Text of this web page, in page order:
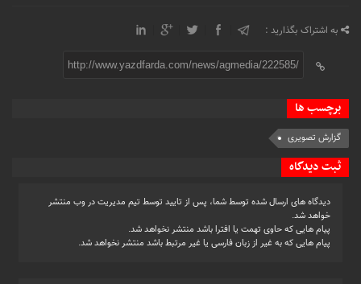
به اشتراک بگذارید :
http://www.yazdfarda.com/news/agmedia/222585/
برچسب ها
گزارش تصویری
ثبت دیدگاه
دیدگاه های ارسال شده توسط شما، پس از تایید توسط تیم مدیریت در وب منتشر
خواهد شد.
پیام هایی که حاوی تهمت یا افترا باشد منتشر نخواهد شد.
پیام هایی که به غیر از زبان فارسی یا غیر مرتبط باشد منتشر نخواهد شد.